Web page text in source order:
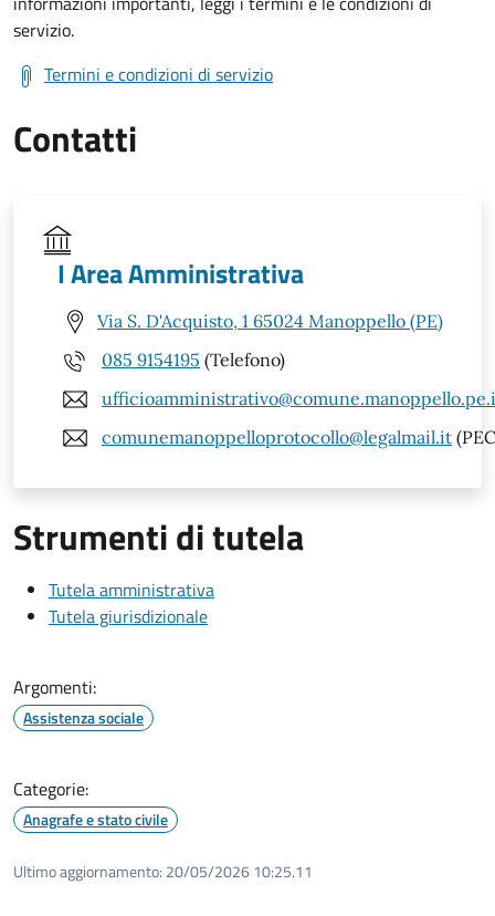
servizio.
Termini e condizioni di servizio
Contatti
I Area Amministrativa
Via S. D'Acquisto, 1 65024 Manoppello (PE)
085 9154195 (Telefono)
comunemanoppelloprotocollo@legalmail.it
Strumenti di tutela
Tutela amministrativa
Tutela giurisdizionale
Argomenti:
Assistenza sociale
Categorie:
Anagrafe e stato civile
Ultimo aggiornamento: 20/05/2026 10:25.11